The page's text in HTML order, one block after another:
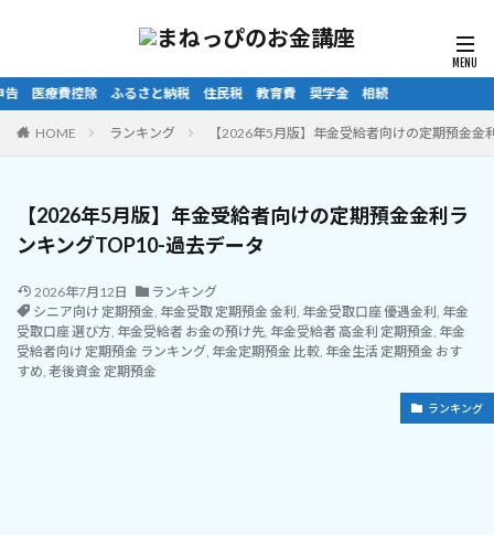
相続
HOME ランキング 【2026年5月版】年金受給者向けの定期預金
【2026年5月版】年金受給者向けの定期預金金利ラ
ンキングTOP10-過去データ
2026年7月12日
ランキング
シニア向け 定期預金, 年金受取 定期預金 金利 , 年金受取口座 優遇金利 , 年金
受取口座 選び方, 年金受給者 お金の預け先, 年金受給者 高金利 定期預金, 年金
受給者向け 定期預金 ランキング, 年金定期預金 比較, 年金生活 定期預金 おす
すめ, 老後資金 定期預金
ランキング